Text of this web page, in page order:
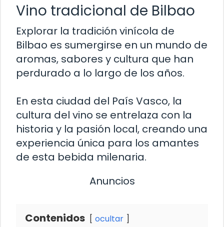
Vino tradicional de Bilbao
Explorar la tradición vinícola de
Bilbao es sumergirse en un mundo de
aromas, sabores y cultura que han
perdurado a lo largo de los años.
En esta ciudad del País Vasco, la
cultura del vino se entrelaza con la
historia y la pasión local, creando una
experiencia única para los amantes
de esta bebida milenaria.
Anuncios
Contenidos ocultar